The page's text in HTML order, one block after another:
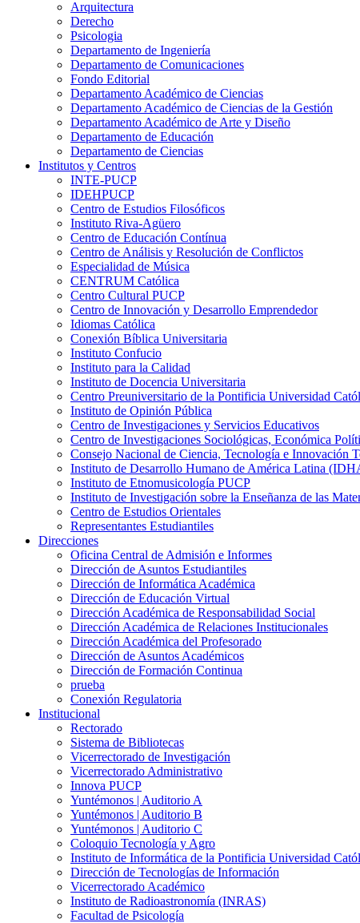
Arquitectura
Derecho
Psicologia
Departamento de Ingeniería
Departamento de Comunicaciones
Fondo Editorial
Departamento Académico de Ciencias
Departamento Académico de Ciencias de la Gestión
Departamento Académico de Arte y Diseño
Departamento de Educación
Departamento de Ciencias
Institutos y Centros
INTE-PUCP
IDEHPUCP
Centro de Estudios Filosóficos
Instituto Riva-Agüero
Centro de Educación Contínua
Centro de Análisis y Resolución de Conflictos
Especialidad de Música
CENTRUM Católica
Centro Cultural PUCP
Centro de Innovación y Desarrollo Emprendedor
Idiomas Católica
Conexión Bíblica Universitaria
Instituto Confucio
Instituto para la Calidad
Instituto de Docencia Universitaria
Centro Preuniversitario de la Pontificia Universidad
Instituto de Opinión Pública
Centro de Investigaciones y Servicios Educativos
Centro de Investigaciones Sociológicas, Económica
Consejo Nacional de Ciencia, Tecnología e Innovación
Instituto de Desarrollo Humano de América Latina
Instituto de Etnomusicología PUCP
Instituto de Investigación sobre la Enseñanza de las
Centro de Estudios Orientales
Representantes Estudiantiles
Direcciones
Oficina Central de Admisión e Informes
Dirección de Asuntos Estudiantiles
Dirección de Informática Académica
Dirección de Educación Virtual
Dirección Académica de Responsabilidad Social
Dirección Académica de Relaciones Institucionales
Dirección Académica del Profesorado
Dirección de Asuntos Académicos
Dirección de Formación Continua
prueba
Conexión Regulatoria
Institucional
Rectorado
Sistema de Bibliotecas
Vicerrectorado de Investigación
Vicerrectorado Administrativo
Innova PUCP
Yuntémonos | Auditorio A
Yuntémonos | Auditorio B
Yuntémonos | Auditorio C
Coloquio Tecnología y Agro
Instituto de Informática de la Pontificia Universidad
Dirección de Tecnologías de Información
Vicerrectorado Académico
Instituto de Radioastronomía (INRAS)
Facultad de Psicología